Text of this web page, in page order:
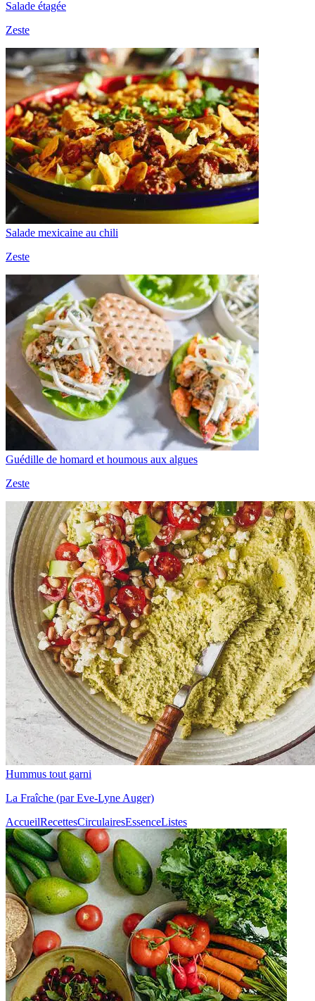
Salade étagée
Zeste
Salade mexicaine au chili
Zeste
Guédille de homard et houmous aux algues
Zeste
Hummus tout garni
La Fraîche (par Eve-Lyne Auger)
AccueilRecettesCirculairesEssenceListes